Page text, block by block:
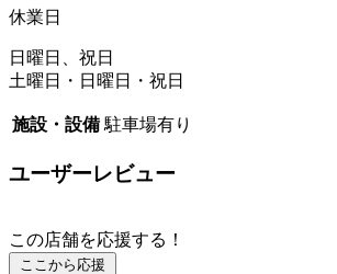
休業日
日曜日、祝日
土曜日・日曜日・祝日
施設・設備 駐車場有り
ユーザーレビュー
この店舗を応援する！
ここから応援